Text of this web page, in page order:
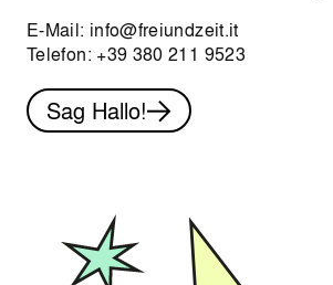
E-Mail: info@freiundzeit.it
Telefon: +39 380 211 9523
Sag Hallo!